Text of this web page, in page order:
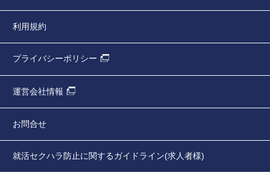
利用規約
プライバシーポリシー
運営会社情報
お問合せ
就活セクハラ防止に関するガイドライン(求人者様)